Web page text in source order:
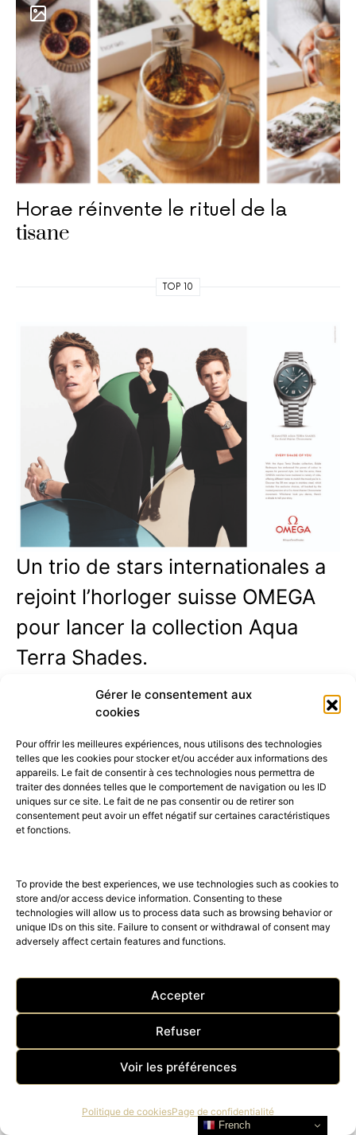
Gérer le consentement aux
cookies
Pour offrir les meilleures expériences, nous utilisons des technologies
telles que les cookies pour stocker et/ou accéder aux informations des
appareils. Le fait de consentir à ces technologies nous permettra de
traiter des données telles que le comportement de navigation ou les ID
uniques sur ce site. Le fait de ne pas consentir ou de retirer son
consentement peut avoir un effet négatif sur certaines caractéristiques
et fonctions.
To provide the best experiences, we use technologies such as cookies to
store and/or access device information. Consenting to these
technologies will allow us to process data such as browsing behavior or
unique IDs on this site. Failure to consent or withdrawal of consent may
adversely affect certain features and functions.
Accepter
Refuser
Voir les préférences
Politique de cookiesPage de confidentialité
Horae réinvente le rituel de la
tisane
TOP 10
Un trio de stars internationales a
rejoint l’horloger suisse OMEGA
pour lancer la collection Aqua
Terra Shades.
Dongyu et Eddie Redmayne apparaîtront tous dans une
campagne créative…
LE NOUVEAU DESIGN DE LA
French